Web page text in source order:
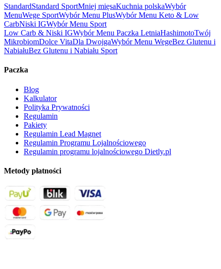
StandardStandard SportMniej mięsaKuchnia polskaWybór
MenuWege SportWybór Menu PlusWybór Menu Keto & Low
CarbNiski IGWybór Menu Sport
Low Carb & Niski IGWybór Menu Paczka LetniaHashimotoTwój
MikrobiomDolce VitaDla DwojgaWybór Menu WegeBez Glutenu i
NabiałuBez Glutenu i Nabiału Sport
Paczka
Blog
Kalkulator
Polityka Prywatności
Regulamin
Pakiety
Regulamin Lead Magnet
Regulamin Programu Lojalnościowego
Regulamin programu lojalnościowego Dietly.pl
Metody płatności